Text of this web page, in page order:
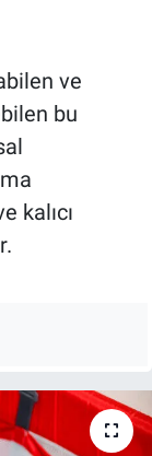
ve
bu
kalıcı